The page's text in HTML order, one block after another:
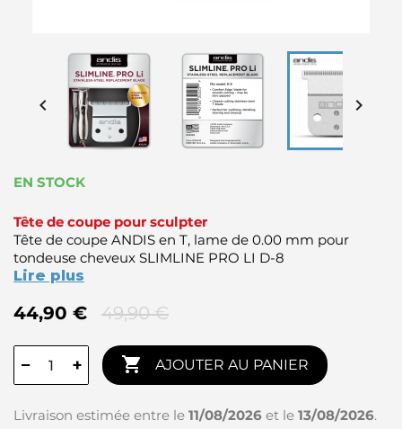
 
EN STOCK
Tête de coupe pour sculpter
Tête de coupe ANDIS en T, lame de 0.00 mm pour
tondeuse cheveux SLIMLINE PRO LI D-8
Lire plus
44,90 € 49,90 €
− +  AJOUTER AU PANIER
Livraison estimée entre le 11/08/2026 et le 13/08/2026.